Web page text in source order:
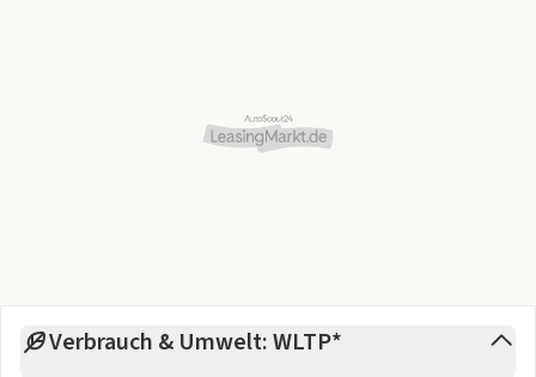
Verbrauch & Umwelt: WLTP*